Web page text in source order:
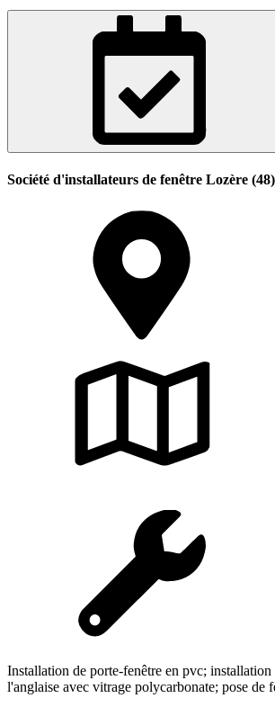
Société d'installateurs de fenêtre Lozère (48)
Installation de porte-fenêtre en pvc; installation
l'anglaise avec vitrage polycarbonate; pose de